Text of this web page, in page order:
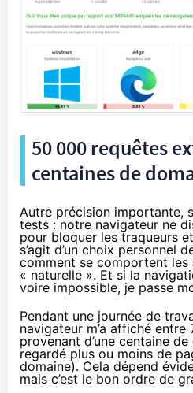
50 000 requêtes
centaines de
Autre précision importante,
tests : notre navigateur ne
pour bloquer les traqueurs
s’agit d’un choix personnel
comment se comportent les
« naturelle ». Et si la
voire impossible, je passe
Pendant une journée de
navigateur m’a affiché
provenant d’une centaine de
regardé plus ou moins de
domaine). Cela dépend
mais c’est le bon ordre de